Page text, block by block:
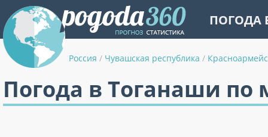
ПОГОДА
Россия / Чувашская республика /
Погода в Тоганаши по